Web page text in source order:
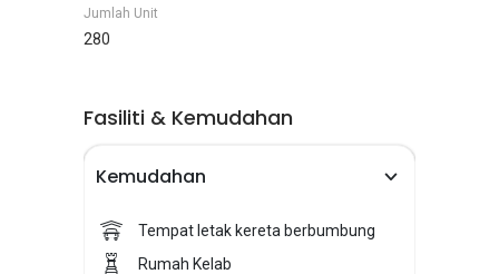
Jumlah Unit
280
Fasiliti & Kemudahan
Kemudahan
Tempat letak kereta berbumbung
Rumah Kelab